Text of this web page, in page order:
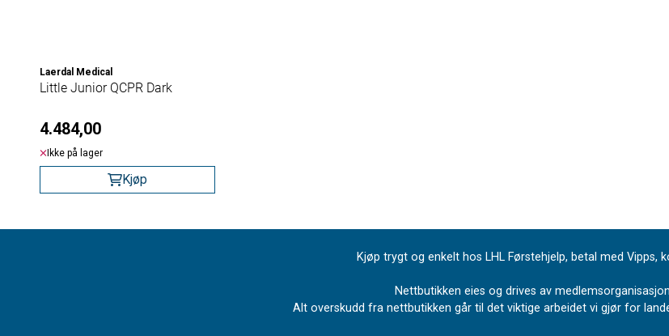
Laerdal Medical
Little Junior QCPR Dark
4.484,00
Ikke på lager
Kjøp
Kjøp trygt og enkelt hos LHL Førstehjelp, betal med Vipps,
Nettbutikken eies og drives av
Alt overskudd fra nettbutikken går til det viktige arbeidet vi gjør for